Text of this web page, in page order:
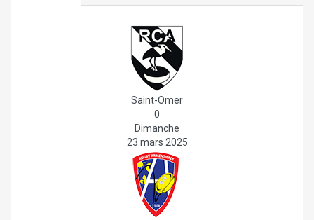
Saint-Omer
0
Dimanche
23 mars 2025